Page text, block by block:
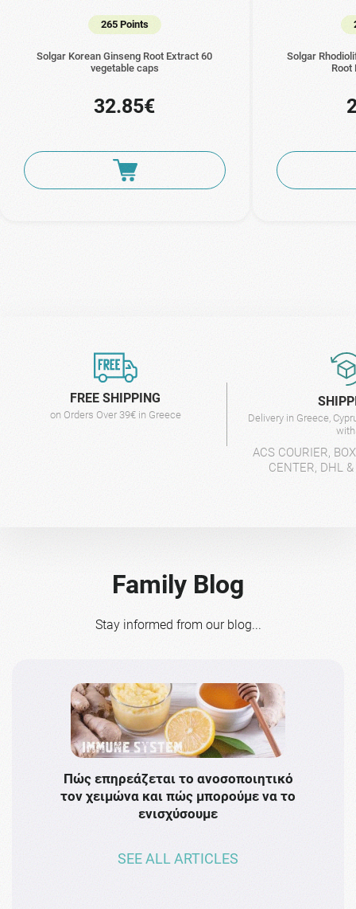
265 Points
Solgar Korean Ginseng Root Extract 60
vegetable caps
32.85€
Solgar
Root
FREE SHIPPING
on Orders Over 39€ in Greece
Delivery in Greece,
ACS COURIER,
CENTER, DHL
Family Blog
Stay informed from our blog...
Πώς επηρεάζεται το ανοσοποιητικό
τον χειμώνα και πώς μπορούμε να το
ενισχύσουμε
SEE ALL ARTICLES